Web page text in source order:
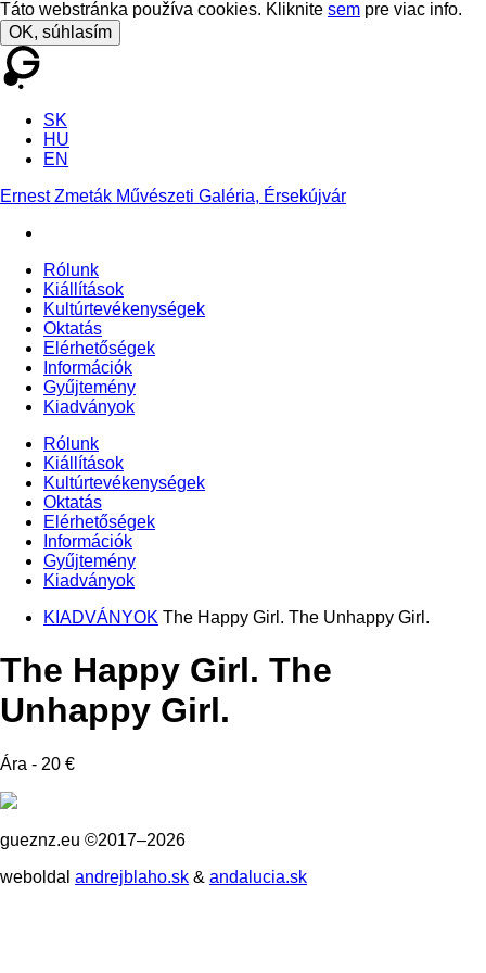
Táto webstránka používa cookies. Kliknite sem pre viac info.
OK, súhlasím
SK
HU
EN
Ernest Zmeták Művészeti Galéria, Érsekújvár
Rólunk
Kiállítások
Kultúrtevékenységek
Oktatás
Elérhetőségek
Információk
Gyűjtemény
Kiadványok
Rólunk
Kiállítások
Kultúrtevékenységek
Oktatás
Elérhetőségek
Információk
Gyűjtemény
Kiadványok
KIADVÁNYOK The Happy Girl. The Unhappy Girl.
The Happy Girl. The
Unhappy Girl.
Ára - 20 €
gueznz.eu ©2017–2026
weboldal andrejblaho.sk & andalucia.sk